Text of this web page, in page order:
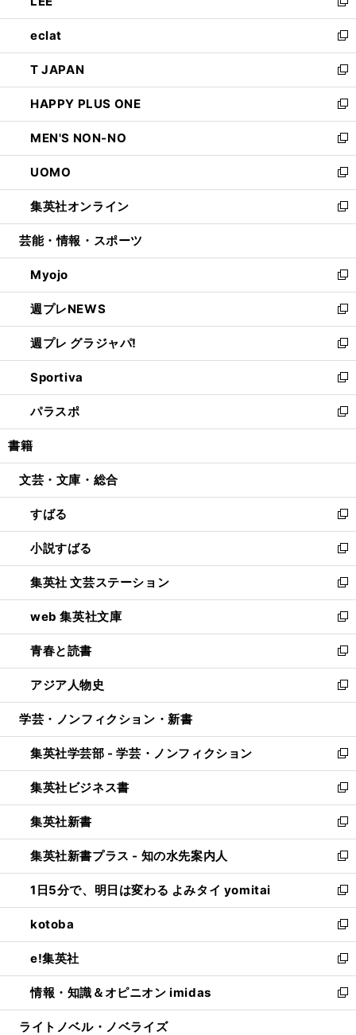
開
く
ウ
で
開
く
ィ
ン
ド
ウ
で
開
く
い
ウ
ィ
ン
ド
ウ
で
開
く
新
し
い
ウ
ィ
ン
ド
ウ
で
開
く
eclat
新
し
い
ウ
ィ
ン
ド
ウ
で
開
く
T JAPAN
新
し
い
ウ
ィ
ン
ド
ウ
で
開
HAPPY PLUS ONE
新
し
い
ウ
ィ
ン
ド
ウ
開
く
MEN'S NON-NO
新
し
い
ウ
ィ
ン
ウ
で
開
く
UOMO
新
し
い
ウ
ン
ド
ウ
で
開
く
集英社オンライン
新
し
ウ
ィ
ン
ド
ウ
で
開
く
芸能・情報・スポーツ
Myojo
新
し
い
ウ
ィ
ン
ド
ウ
で
開
週プレNEWS
新
し
い
ウ
ィ
ン
ド
ウ
開
週プレ グラジャパ!
新
し
い
ウ
ィ
ン
ウ
開
く
Sportiva
新
し
い
ウ
ン
ウ
で
開
く
パラスポ
新
し
ウ
ン
ド
ウ
で
開
く
書籍
文芸・文庫・総合
すばる
新
し
い
ウ
ィ
ン
ド
ウ
で
開
く
小説すばる
新
し
い
ウ
ィ
ン
ド
ウ
で
開
集英社 文芸ステーション
新
し
い
ウ
ィ
ン
ド
ウ
開
く
web 集英社文庫
新
し
い
ウ
ィ
ン
ウ
で
開
く
青春と読書
新
し
い
ウ
ン
ド
ウ
で
開
く
アジア人物史
新
し
ウ
ィ
ン
ド
ウ
で
開
く
学芸・ノンフィクション・新書
集英社学芸部 - 学芸・ノンフィクション
新
し
い
ウ
ィ
ン
ド
ウ
で
開
く
集英社ビジネス書
新
し
い
ウ
ィ
ン
ド
ウ
で
開
く
集英社新書
新
し
い
ウ
ィ
ン
ド
ウ
で
開
く
集英社新書プラス - 知の水先案内人
新
し
い
ウ
ィ
ン
ド
ウ
で
開
1日5分で、明日は変わる よみタイ yomitai
新
し
い
ウ
ィ
ン
ド
ウ
kotoba
新
し
い
ウ
ィ
ン
e!集英社
新
し
い
ウ
情報・知識＆オピニオン imidas
新
し
ライトノベル・ノベライズ